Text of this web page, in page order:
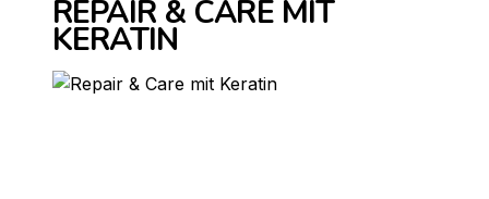
REPAIR & CARE MIT
KERATIN